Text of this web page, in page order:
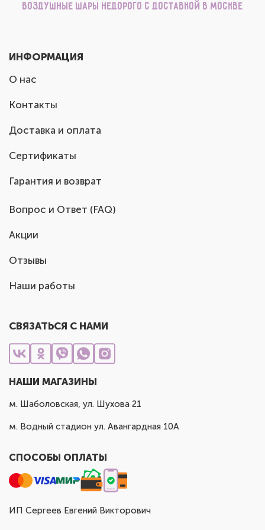
Воздушные шары недорого с доставкой в Москве
ИНФОРМАЦИЯ
О нас
Контакты
Доставка и оплата
Сертификаты
Гарантия и возврат
Вопрос и Ответ (FAQ)
Акции
Отзывы
Наши работы
СВЯЗАТЬСЯ С НАМИ
НАШИ МАГАЗИНЫ
м. Шаболовская, ул. Шухова 21
м. Водный стадион ул. Авангардная 10А
СПОСОБЫ ОПЛАТЫ
ИП Сергеев Евгений Викторович